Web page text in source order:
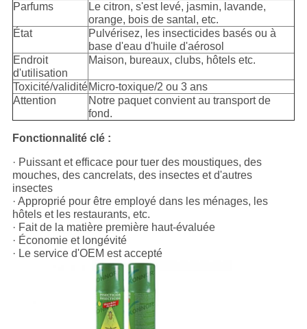
Parfums
Le citron, s'est levé, jasmin, lavande,
orange, bois de santal, etc.
État
Pulvérisez, les insecticides basés ou à
base d'eau d'huile d'aérosol
Endroit
d'utilisation
Maison, bureaux, clubs, hôtels etc.
Toxicité/validitéMicro-toxique/2 ou 3 ans
Attention
Notre paquet convient au transport de
fond.
Fonctionnalité clé :
· Puissant et efficace pour tuer des moustiques, des
mouches, des cancrelats, des insectes et d'autres
insectes
· Approprié pour être employé dans les ménages, les
hôtels et les restaurants, etc.
· Fait de la matière première haut-évaluée
· Économie et longévité
· Le service d'OEM est accepté